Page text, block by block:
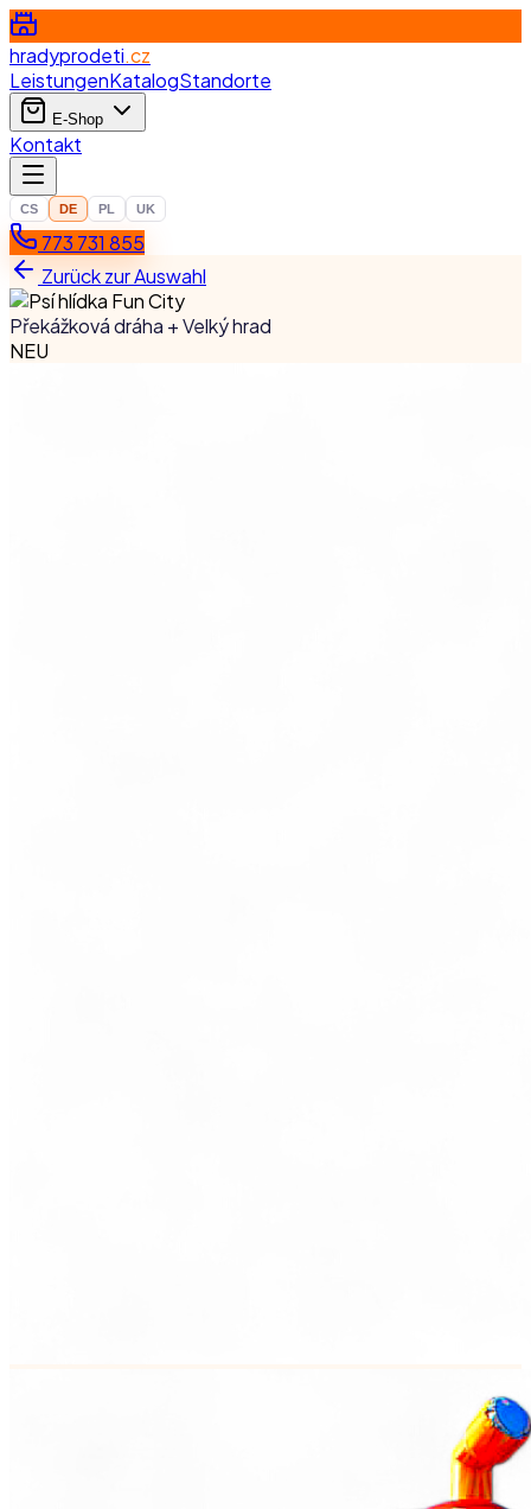
hradyprodeti.cz
LeistungenKatalogStandorte
E-Shop
Kontakt
CS DE PL UK
773 731 855
Zurück zur Auswahl
Překážková dráha + Velký hrad
NEU